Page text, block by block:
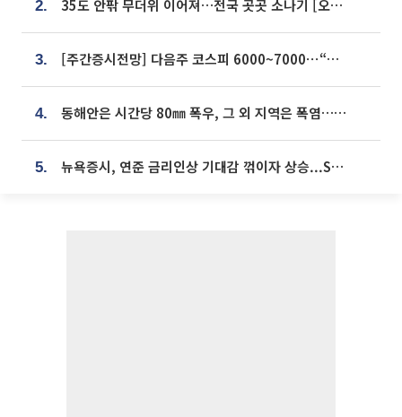
2. 35도 안팎 무더위 이어져…전국 곳곳 소나기 [오늘 날씨]
3. [주간증시전망] 다음주 코스피 6000~7000⋯“外人 수급은 정책이 변수”
4. 동해안은 시간당 80㎜ 폭우, 그 외 지역은 폭염…‘극과 극 날씨’
5. 뉴욕증시, 연준 금리인상 기대감 꺾이자 상승...S&P500 사상 최고치 [종합]